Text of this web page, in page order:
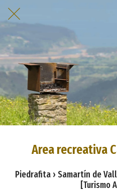
Area recreativa
Piedrafita › Samartín de
[Turismo